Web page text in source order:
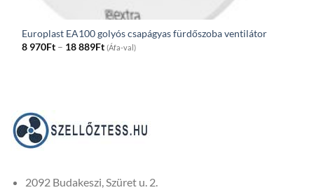
Europlast EA100 golyós csapágyas fürdőszoba ventilátor
8 970Ft – 18 889FtPrice
range:
(Áfa-val)
2092 Budakeszi, Szüret u. 2.